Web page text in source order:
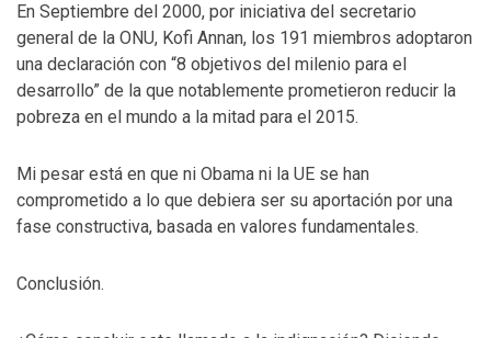
En Septiembre del 2000, por iniciativa del secretario
general de la ONU, Kofi Annan, los 191 miembros adoptaron
una declaración con “8 objetivos del milenio para el
desarrollo” de la que notablemente prometieron reducir la
pobreza en el mundo a la mitad para el 2015.
Mi pesar está en que ni Obama ni la UE se han
comprometido a lo que debiera ser su aportación por una
fase constructiva, basada en valores fundamentales.
Conclusión.